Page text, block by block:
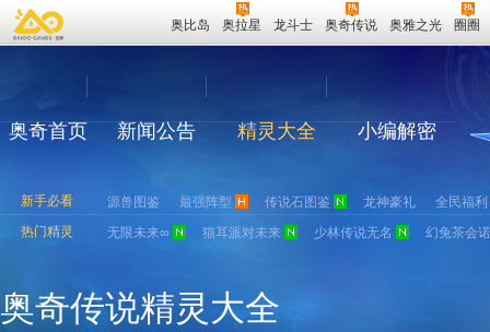
奥比岛 奥拉星 龙斗士 奥奇传说 奥雅之光 圈圈
奥奇首页 新闻公告 精灵大全 小编解密
新手必看 源兽图鉴 最强阵型 传说石图鉴 龙神豪礼
全民福利
热门精灵
无限未来∞ 猫耳派对未来 少林传说无名 幻兔茶会
奥奇传说精灵大全